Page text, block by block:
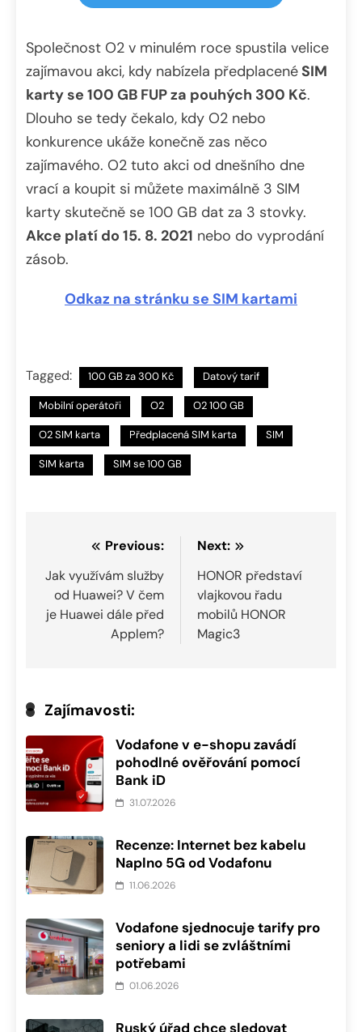
Společnost O2 v minulém roce spustila velice
zajímavou akci, kdy nabízela předplacené SIM
karty se 100 GB FUP za pouhých 300 Kč.
Dlouho se tedy čekalo, kdy O2 nebo
konkurence ukáže konečně zas něco
zajímavého. O2 tuto akci od dnešního dne
vrací a koupit si můžete maximálně 3 SIM
karty skutečně se 100 GB dat za 3 stovky.
Akce platí do 15. 8. 2021 nebo do vyprodání
zásob.
Odkaz na stránku se SIM kartami
Tagged: 100 GB za 300 Kč Datový tarif
Mobilní operátoři O2 O2 100 GB
O2 SIM karta Předplacená SIM karta SIM
SIM karta SIM se 100 GB
Navigace
pro
příspěvek
Previous:
Jak využívám služby
od Huawei? V čem
je Huawei dále před
Applem?
Next:
HONOR představí
vlajkovou řadu
mobilů HONOR
Magic3
Zajímavosti:
Vodafone v e-shopu zavádí
pohodlné ověřování pomocí
Bank iD
31.07.2026
Recenze: Internet bez kabelu
Naplno 5G od Vodafonu
11.06.2026
Vodafone sjednocuje tarify pro
seniory a lidi se zvláštními
potřebami
01.06.2026
Ruský úřad chce sledovat